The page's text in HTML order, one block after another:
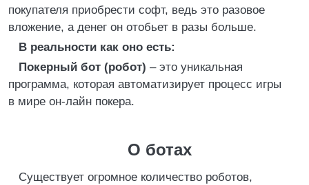
покупателя приобрести софт, ведь это разовое
вложение, а денег он отобьет в разы больше.
В реальности как оно есть:
Покерный бот (робот) – это уникальная
программа, которая автоматизирует процесс игры
в мире он-лайн покера.
О ботах
Существует огромное количество роботов,